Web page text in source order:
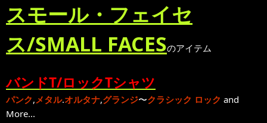
スモール・フェイセ
ス/SMALL FACESのアイテム
バンドT/ロックTシャツ
パンク,メタル.オルタナ,グランジ〜クラシック ロック and
More...